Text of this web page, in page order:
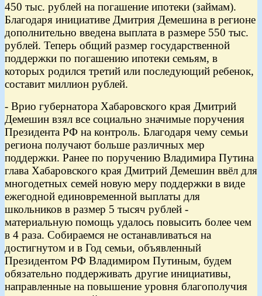
450 тыс. рублей на погашение ипотеки (займам).
Благодаря инициативе Дмитрия Демешина в регионе
дополнительно введена выплата в размере 550 тыс.
рублей. Теперь общий размер государственной
поддержки по погашению ипотеки семьям, в
которых родился третий или последующий ребенок,
составит миллион рублей.
- Врио губернатора Хабаровского края Дмитрий
Демешин взял все социально значимые поручения
Президента РФ на контроль. Благодаря чему семьи
региона получают больше различных мер
поддержки. Ранее по поручению Владимира Путина
глава Хабаровского края Дмитрий Демешин ввёл для
многодетных семей новую меру поддержки в виде
ежегодной единовременной выплаты для
школьников в размер 5 тысяч рублей -
материальную помощь удалось повысить более чем
в 4 раза. Собираемся не останавливаться на
достигнутом и в Год семьи, объявленный
Президентом РФ Владимиром Путиным, будем
обязательно поддерживать другие инициативы,
направленные на повышение уровня благополучия